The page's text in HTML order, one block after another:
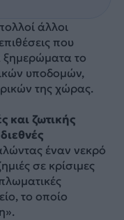
άλλοι
που
το
υποδομών,
της χώρας.
και ζωτικής
έναν νεκρό
σε κρίσιμες
το οποίο